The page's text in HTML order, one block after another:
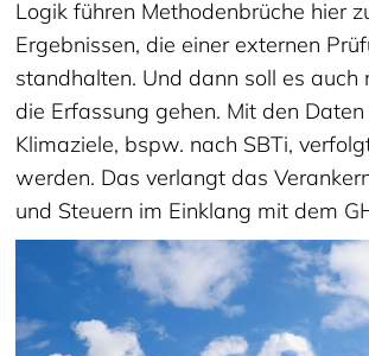
Logik führen Methodenbrüche hier
Ergebnissen, die einer externen
standhalten. Und dann soll es auch
die Erfassung gehen. Mit den Daten
Klimaziele, bspw. nach SBTi,
werden. Das verlangt das
und Steuern im Einklang mit dem